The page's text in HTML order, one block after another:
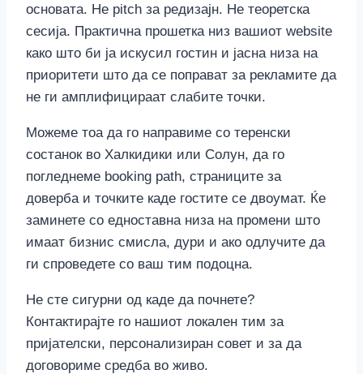
основата. Не pitch за редизајн. Не теоретска
сесија. Практична прошетка низ вашиот website
како што би ја искусил гостин и јасна низа на
приоритети што да се поправат за рекламите да
не ги амплифицираат слабите точки.
Можеме тоа да го направиме со теренски
состанок во Халкидики или Солун, да го
погледнеме booking path, страниците за
доверба и точките каде гостите се двоумат. Ќе
заминете со едноставна низа на промени што
имаат бизнис смисла, дури и ако одлучите да
ги спроведете со ваш тим подоцна.
Не сте сигурни од каде да почнете?
Контактирајте го нашиот локален тим за
пријателски, персонализиран совет и за да
договориме средба во живо.